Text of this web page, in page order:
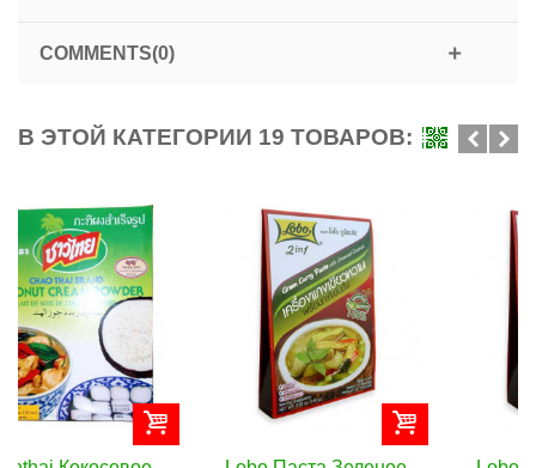
COMMENTS(0)
В ЭТОЙ КАТЕГОРИИ 19 ТОВАРОВ: